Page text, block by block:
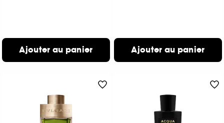
Ajouter au panier Ajouter au panier